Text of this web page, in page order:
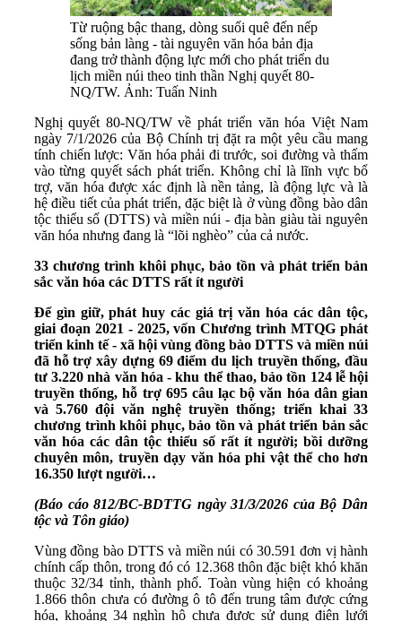
Từ ruộng bậc thang, dòng suối quê đến nếp
sống bản làng - tài nguyên văn hóa bản địa
đang trở thành động lực mới cho phát triển du
lịch miền núi theo tinh thần Nghị quyết 80-
NQ/TW. Ảnh: Tuấn Ninh
Nghị quyết 80-NQ/TW về phát triển văn hóa Việt Nam
ngày 7/1/2026 của Bộ Chính trị đặt ra một yêu cầu mang
tính chiến lược: Văn hóa phải đi trước, soi đường và thấm
vào từng quyết sách phát triển. Không chỉ là lĩnh vực bổ
trợ, văn hóa được xác định là nền tảng, là động lực và là
hệ điều tiết của phát triển, đặc biệt là ở vùng đồng bào dân
tộc thiểu số (DTTS) và miền núi - địa bàn giàu tài nguyên
văn hóa nhưng đang là “lõi nghèo” của cả nước.
33 chương trình khôi phục, bảo tồn và phát triển bản
sắc văn hóa các DTTS rất ít người
Để gìn giữ, phát huy các giá trị văn hóa các dân tộc,
giai đoạn 2021 - 2025, vốn Chương trình MTQG phát
triển kinh tế - xã hội vùng đồng bào DTTS và miền núi
đã hỗ trợ xây dựng 69 điểm du lịch truyền thống, đầu
tư 3.220 nhà văn hóa - khu thể thao, bảo tồn 124 lễ hội
truyền thống, hỗ trợ 695 câu lạc bộ văn hóa dân gian
và 5.760 đội văn nghệ truyền thống; triển khai 33
chương trình khôi phục, bảo tồn và phát triển bản sắc
văn hóa các dân tộc thiểu số rất ít người; bồi dưỡng
chuyên môn, truyền dạy văn hóa phi vật thể cho hơn
16.350 lượt người…
(Báo cáo 812/BC-BDTTG ngày 31/3/2026 của Bộ Dân
tộc và Tôn giáo)
Vùng đồng bào DTTS và miền núi có 30.591 đơn vị hành
chính cấp thôn, trong đó có 12.368 thôn đặc biệt khó khăn
thuộc 32/34 tỉnh, thành phố. Toàn vùng hiện có khoảng
1.866 thôn chưa có đường ô tô đến trung tâm được cứng
hóa, khoảng 34 nghìn hộ chưa được sử dụng điện lưới